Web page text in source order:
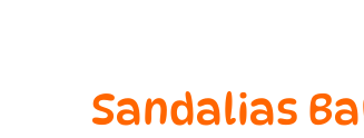
Sandalias